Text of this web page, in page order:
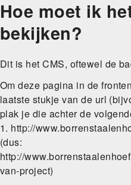
Skip
to
main
Hoe moet ik
bekijken?
Dit is het CMS, oftewel de
Om deze pagina in de
laatste stukje van de url
plak je die achter de
1. http://
(dus:
http://
van-project)